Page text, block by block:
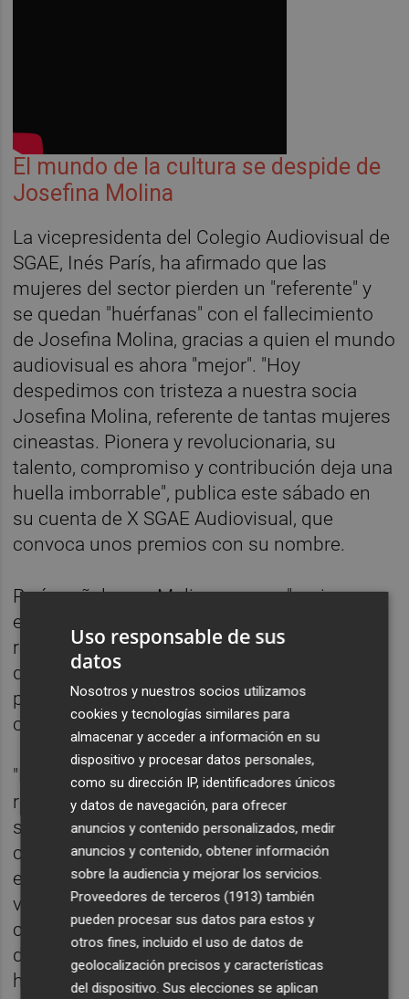
El mundo de la cultura se despide de
Josefina Molina
La vicepresidenta del Colegio Audiovisual de
SGAE, Inés París, ha afirmado que las
mujeres del sector pierden un "referente" y
se quedan "huérfanas" con el fallecimiento
de Josefina Molina, gracias a quien el mundo
audiovisual es ahora "mejor". "Hoy
despedimos con tristeza a nuestra socia
Josefina Molina, referente de tantas mujeres
cineastas. Pionera y revolucionaria, su
talento, compromiso y contribución deja una
huella imborrable", publica este sábado en
su cuenta de X SGAE Audiovisual, que
convoca unos premios con su nombre.
París señala que Molina era una "mujer
extraordinaria" con la que mantuvo una gran
relación: "Igual que tantísimas mujeres a las
que nos ayudó a mejorar en nuestra carrera
profesional, aconsejándonos y guiándonos
con enorme cariño", recuerda.
"Hoy todas las mujeres hemos perdido una
referente, nos quedamos huérfanas en un
sentido, pero sabemos que su obra se
conserva, siguen con nosotros sus
extraordinarias películas y series", apunta la
vicepresidenta. El cuerpo de la directora de
cine será velado en el tanatorio de Boadilla
del Monte (Madrid) a partir de las 16.00
horas de este sábado.
Uso responsable de sus
datos
Nosotros y nuestros socios utilizamos
cookies y tecnologías similares para
almacenar y acceder a información en su
dispositivo y procesar datos personales,
como su dirección IP, identificadores únicos
y datos de navegación, para ofrecer
anuncios y contenido personalizados, medir
anuncios y contenido, obtener información
sobre la audiencia y mejorar los servicios.
Proveedores de terceros (1913) también
pueden procesar sus datos para estos y
otros fines, incluido el uso de datos de
geolocalización precisos y características
del dispositivo. Sus elecciones se aplican